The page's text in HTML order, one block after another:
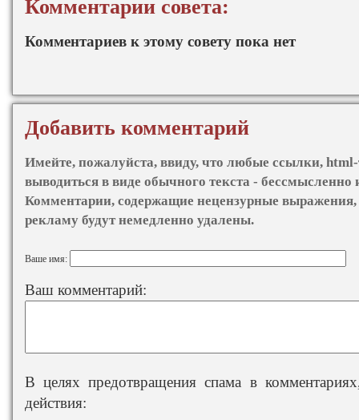
Комментарии совета:
Комментариев к этому совету пока нет
Добавить комментарий
Имейте, пожалуйста, ввиду, что любые ссылки,
выводиться в виде обычного текста - бессмысленно
Комментарии, содержащие нецензурные
рекламу будут немедленно удалены.
Ваше имя:
Ваш комментарий:
В целях предотвращения спама в
действия: